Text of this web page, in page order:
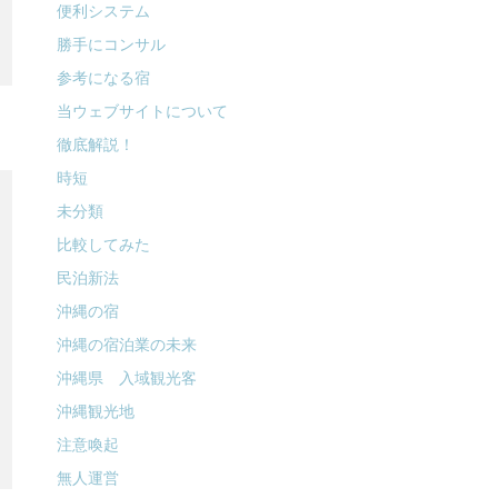
便利システム
勝手にコンサル
参考になる宿
当ウェブサイトについて
徹底解説！
時短
未分類
比較してみた
民泊新法
沖縄の宿
沖縄の宿泊業の未来
沖縄県 入域観光客
沖縄観光地
注意喚起
無人運営